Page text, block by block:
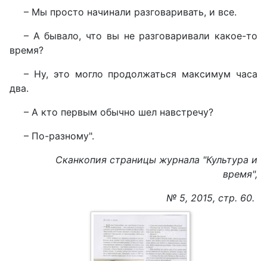
– Мы просто начинали разговаривать, и все.
– А бывало, что вы не разговаривали какое-то
время?
– Ну, это могло продолжаться максимум часа
два.
– А кто первым обычно шел навстречу?
– По-разному".
Сканкопия страницы журнала "Культура и
время",
№ 5, 2015, стр. 60.